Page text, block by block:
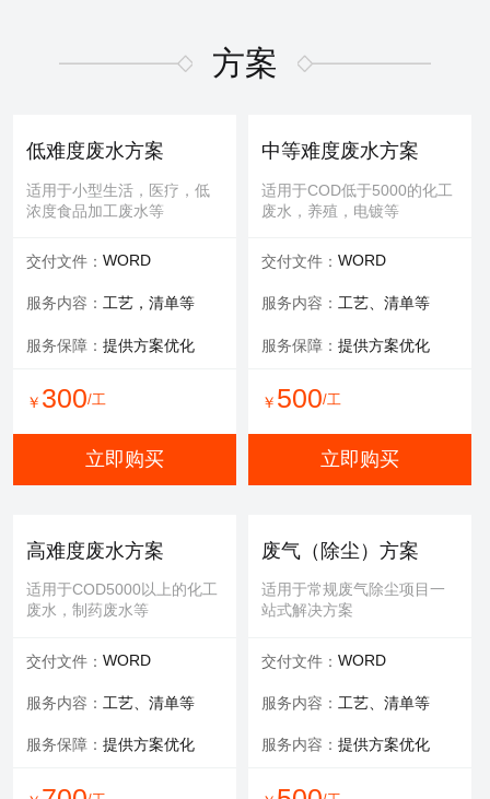
制，增加或删减功能版块等
维修内容：提供编程服务
可选服务：提供管线材料
立即购买
式膜，板式膜，陶瓷膜等
可选服务：提供清洗药剂
服务保障：通量至70%
立即购买
有限空间作业
适用于一体化设备内部，
井，窖，地下操作室等
安全保障：专业设备持证
服务内容：清理，维修等
立即购买
填料更换
适用于河道，池塘，景观
水，污水池体，环保设备等
可选服务：填料购买
立即购买
设备清洗
方案
低难度废水方案
适用于小型生活，医疗，低
浓度食品加工废水等
交付文件： WORD
服务内容： 工艺，清单等
服务保障： 提供方案优化
￥ 300/工
立即购买
中等难度废水方案
适用于COD低于5000的化工
废水，养殖，电镀等
交付文件： WORD
服务内容： 工艺、清单等
服务保障： 提供方案优化
￥ 500/工
立即购买
高难度废水方案
适用于COD5000以上的化工
废水，制药废水等
交付文件： WORD
服务内容： 工艺、清单等
服务保障： 提供方案优化
废气（除尘）方案
适用于常规废气除尘项目一
站式解决方案
交付文件： WORD
服务内容： 工艺、清单等
服务内容： 提供方案优化